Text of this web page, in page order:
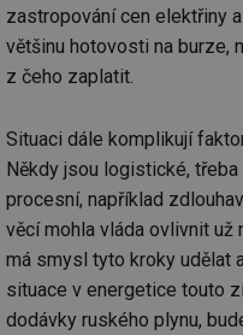
zastropování cen elektřiny
většinu hotovosti na burze,
z čeho zaplatit.
Situaci dále komplikují
Někdy jsou logistické,
procesní, například
věcí mohla vláda ovlivnit už
má smysl tyto kroky udělat
situace v energetice touto
dodávky ruského plynu,